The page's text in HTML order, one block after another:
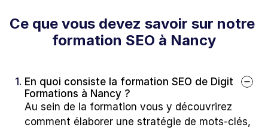
Ce que vous devez savoir sur notre
formation SEO à Nancy
1. En quoi consiste la formation SEO de Digit
Formations à Nancy ?
Au sein de la formation vous y découvrirez
comment élaborer une stratégie de mots-clés,